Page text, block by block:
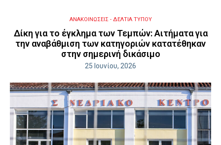
ΑΝΑΚΟΙΝΩΣΕΙΣ - ΔΕΛΤΙΑ ΤΥΠΟΥ
Δίκη για το έγκλημα των Τεμπών: Αιτήματα για
την αναβάθμιση των κατηγοριών κατατέθηκαν
στην σημερινή δικάσιμο
25 Ιουνίου, 2026